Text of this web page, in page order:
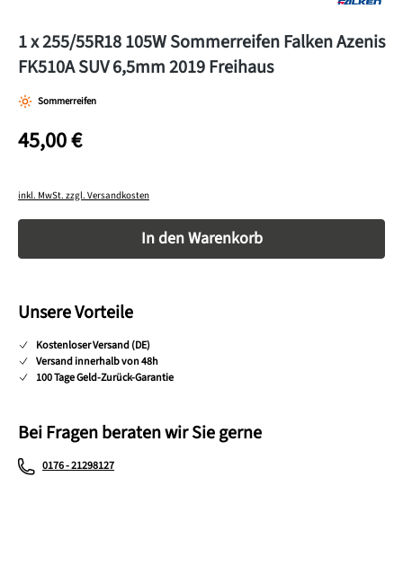
1 x 255/55R18 105W Sommerreifen Falken Azenis
FK510A SUV 6,5mm 2019 Freihaus
Sommerreifen
45,00 €
inkl. MwSt. zzgl. Versandkosten
Produkt Anzahl: Gib den gewünschten Wert
In den Warenkorb
Unsere Vorteile
Kostenloser Versand (DE)
Versand innerhalb von 48h
100 Tage Geld-Zurück-Garantie
Bei Fragen beraten wir Sie gerne
0176 - 21298127